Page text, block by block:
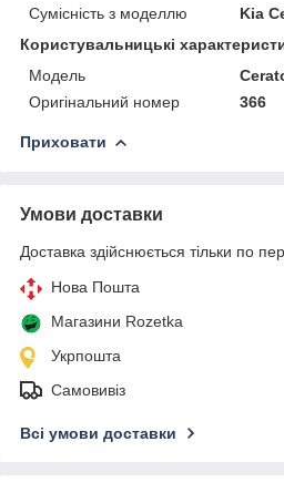
Сумісність з моделлю
Kia
Користувальницькі
Мoдель
Оригінальний номер
366
Приховати
Умови доставки
Доставка здійснюється тільки по
Нова Пошта
Магазини Rozetka
Укрпошта
Самовивіз
Всі умови доставки